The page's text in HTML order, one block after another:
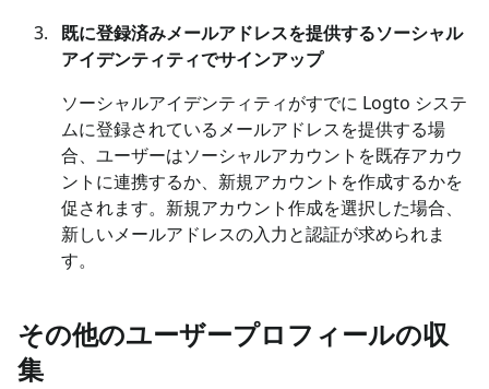
既に登録済みメールアドレスを提供するソーシャル
アイデンティティでサインアップ
ソーシャルアイデンティティがすでに Logto システ
ムに登録されているメールアドレスを提供する場
合、ユーザーはソーシャルアカウントを既存アカウ
ントに連携するか、新規アカウントを作成するかを
促されます。新規アカウント作成を選択した場合、
新しいメールアドレスの入力と認証が求められま
す。
その他のユーザープロフィールの収
集